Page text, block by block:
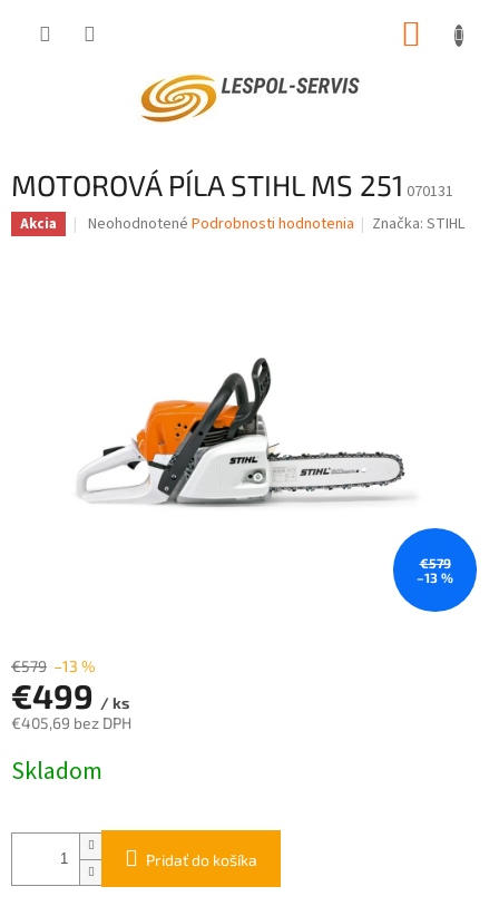
MOTOROVÁ PÍLA STIHL MS 251 070131
Akcia
Priemerné
Neohodnotené Podrobnosti hodnotenia Značka:STIHL
€579
–13 %
€579 –13 %
€499 / ks
€405,69 bez DPH
cena:
Skladom
Pridať do košíka